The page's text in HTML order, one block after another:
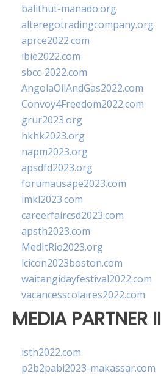
balithut-manado.org
alteregotradingcompany.org
aprce2022.com
ibie2022.com
sbcc-2022.com
AngolaOilAndGas2022.com
Convoy4Freedom2022.com
grur2023.org
hkhk2023.org
napm2023.org
apsdfd2023.org
forumausape2023.com
imkl2023.com
careerfaircsd2023.com
apsth2023.com
MedItRio2023.org
lcicon2023boston.com
waitangidayfestival2022.com
vacancesscolaires2022.com
MEDIA PARTNER II
isth2022.com
p2b2pabi2023-makassar.com